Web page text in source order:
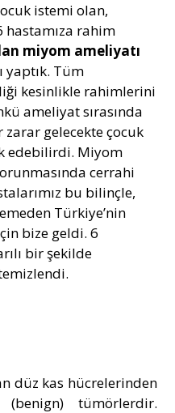
istemi olan,
rahim
miyom ameliyatı
yaptık. Tüm
kesinlikle rahimlerini
ameliyat sırasında
gelecekte çocuk
edebilirdi. Miyom
cerrahi
bu bilinçle,
Türkiye’nin
bize geldi. 6
bir şekilde
düz kas hücrelerinden
tümörlerdir.